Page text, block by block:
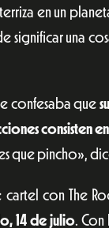
en un
significar una
confesaba que
consisten
que pincho»,
con The
14 de julio.